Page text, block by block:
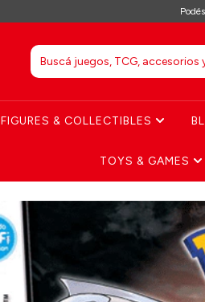
FIGURES & COLLECTIBLES
TOYS & GAMES